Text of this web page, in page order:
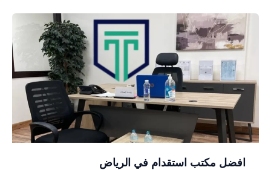
افضل مكتب استقدام في الرياض
افضل
مكتب
استقدام
في
الرياض